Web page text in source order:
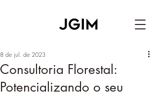
Consultoria Florestal:
Potencializando o seu
8 de jul. de 2023